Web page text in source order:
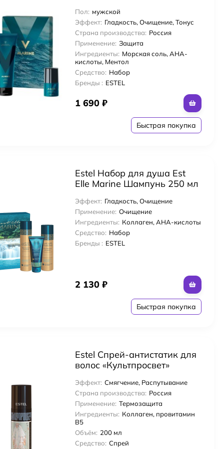
250 мл + Дезодорант для
тела 50 мл
Пол: мужской
Эффект: Гладкость, Очищение, Тонус
Страна производства: Россия
Применение: Защита
Ингредиенты: Морская соль, AHA-
кислоты, Ментол
Средство: Набор
Бренды : ESTEL
1 690 ₽
Быстрая покупка
Estel Набор для душа Est
Elle Marine Шампунь 250 мл
душа 200 мл
Эффект: Гладкость, Очищение
Применение: Очищение
Ингредиенты: Коллаген, AHA-кислоты
Средство: Набор
Бренды : ESTEL
2 130 ₽
Быстрая покупка
Estel Спрей-антистатик для
волос «Культпросвет»
Эффект: Смягчение, Распутывание
Страна производства: Россия
Применение: Термозащита
Ингредиенты: Коллаген, провитамин
В5
Объём: 200 мл
Средство: Спрей
и волос с яблочным уксусом